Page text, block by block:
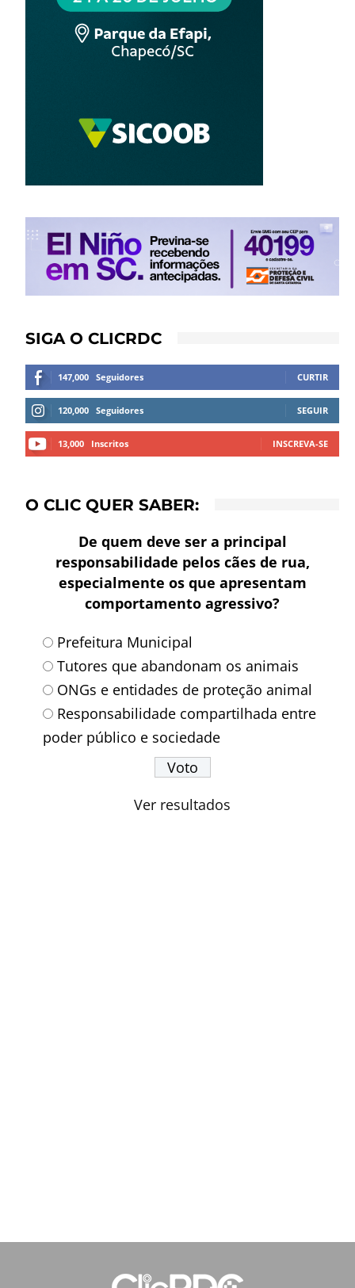
SIGA O CLICRDC
147,000 Seguidores CURTIR
120,000 Seguidores SEGUIR
13,000 Inscritos INSCREVA-SE
O CLIC QUER SABER:
De quem deve ser a principal
responsabilidade pelos cães de rua,
especialmente os que apresentam
comportamento agressivo?
Prefeitura Municipal
Tutores que abandonam os animais
ONGs e entidades de proteção animal
Responsabilidade compartilhada entre
poder público e sociedade
Ver resultados